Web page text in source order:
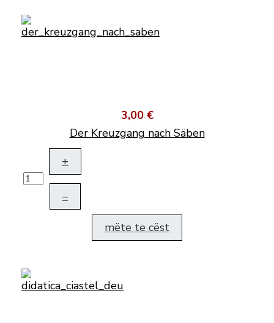
3,00 €
Der Kreuzgang nach Säben
+
–
mëte te cëst